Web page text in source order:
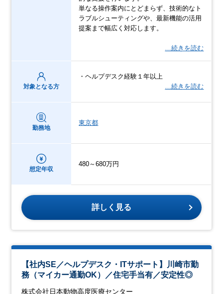
単なる操作案内にとどまらず、技術的なト
ラブルシューティングや、最新機能の活用
提案まで幅広く対応します。
…続きを読む
対象となる方
・ヘルプデスク経験１年以上
…続きを読む
勤務地
東京都
想定年収
480～680万円
詳しく見る
【社内SE／ヘルプデスク・ITサポート】川崎市勤
務（マイカー通勤OK）／住宅手当有／安定性◎
株式会社日本動物高度医療センター